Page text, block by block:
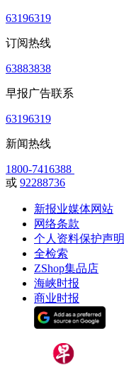
63196319
订阅热线
63883838
早报广告联系
63196319
新闻热线
1800-7416388
或 92288736
新报业媒体网站
网络条款
个人资料保护声明
全检索
ZShop集品店
海峡时报
商业时报